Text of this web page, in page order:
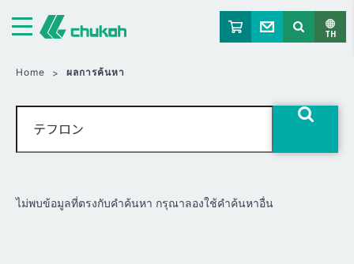
จูโค เคมิคัล อินดัสตรีส์ ลิมิเต็ด
TH
Home ผลการค้นหา
ไม่พบข้อมูลที่ตรงกับคำค้นหา กรุณาลองใช้คำค้นหาอื่น